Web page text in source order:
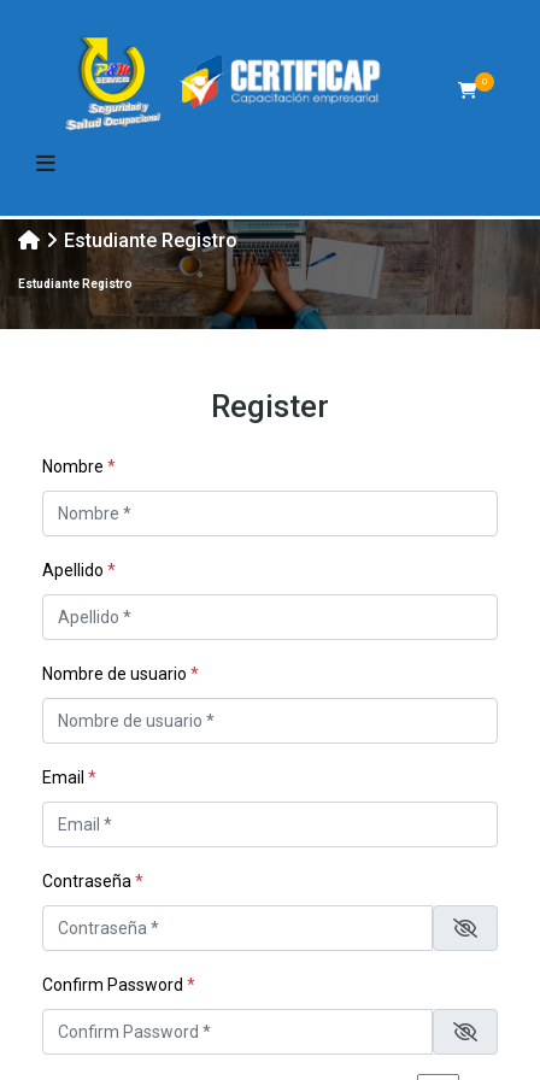
0
Estudiante Registro
Estudiante Registro
Register
Nombre *
Apellido *
Nombre de usuario *
Email *
Contraseña *
Confirm Password *